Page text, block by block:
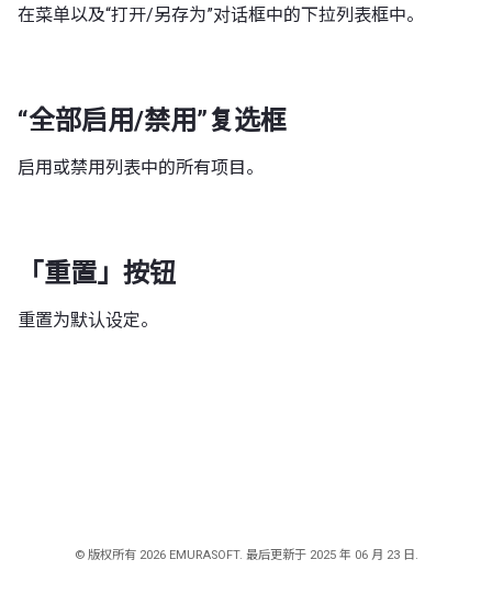
在菜单以及“打开/另存为”对话框中的下拉列表框中。
“全部启用/禁用”复选框
启用或禁用列表中的所有项目。
「重置」按钮
重置为默认设定。
© 版权所有 2026 EMURASOFT. 最后更新于 2025 年 06 月 23 日.